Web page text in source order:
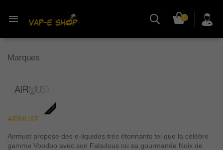
 0
Marques
AIRMUST
Airmust propose des e-liquides très étonnants tel que la célèbre
gamme Voodoo avec son Fabulous ou sa gourmande Noix de